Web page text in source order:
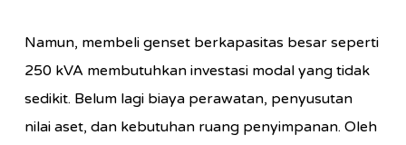
Namun, membeli genset berkapasitas besar seperti
250 kVA membutuhkan investasi modal yang tidak
sedikit. Belum lagi biaya perawatan, penyusutan
nilai aset, dan kebutuhan ruang penyimpanan. Oleh